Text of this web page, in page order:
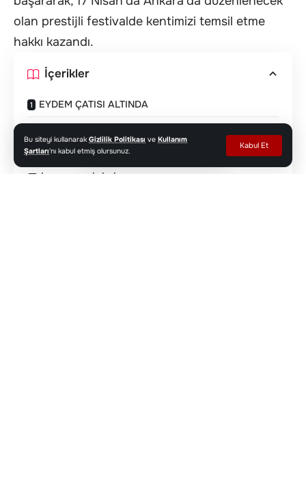
Bu siteyi kullanarakGizlilik Politikası ve Kullanım
Şartları'nı kabul etmiş olursunuz.
Kabul Et
olan prestijli festivalde kentimizi temsil etme
hakkı kazandı.
İçerikler
EYDEM ÇATISI ALTINDA
VURMALI ÇALGILAR FESTİVALİ
İLHAM VERİCİ BİR YOLCULUK